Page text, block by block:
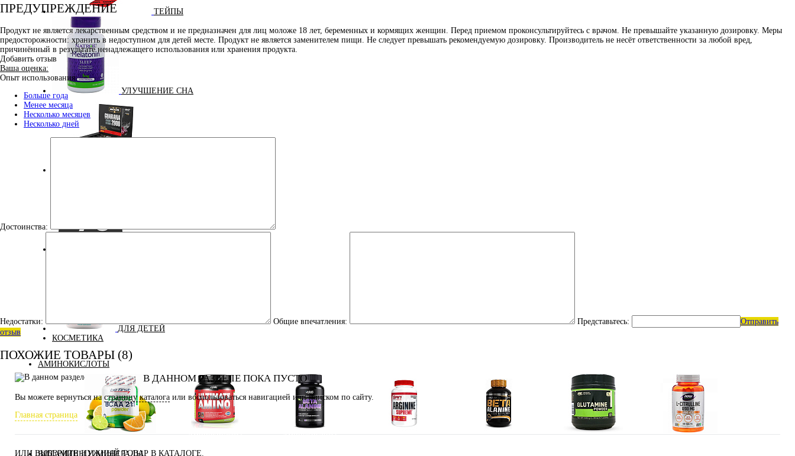
ТЕЙПЫ
УЛУЧШЕНИЕ СНА
ДЛЯ ДЕТЕЙ
КОСМЕТИКА
АМИНОКИСЛОТЫ
Аминокислоты
Аминокислоты
ВИТАМИНЫ И МИНЕРАЛЫ
ПРЕДУПРЕЖДЕНИЕ
Продукт не является лекарственным средством и не предназначен для лиц моложе 18 лет, беременных и кормящих женщин. Перед приемом проконсультируйтесь с врачом. Не превышайте указанную дозировку. Меры
предосторожности: хранить в недоступном для детей месте. Продукт не является заменителем пищи. Не следует превышать рекомендуемую дозировку. Производитель не несёт ответственности за любой вред,
причинённый в результате ненадлежащего использования или хранения продукта.
Добавить отзыв
Ваша оценка:
Опыт использования:
Больше года
Менее месяца
Несколько месяцев
Несколько дней
Достоинства:
Недостатки: Общие впечатления: Представьтесь:
Отправить
отзыв
ПОХОЖИЕ ТОВАРЫ (8)
В ДАННОМ РАЗДЕЛЕ ПОКА ПУСТО
Вы можете вернуться на страницу каталога или воспользоваться навигацией или поиском по сайту.
Главная страница
ИЛИ ВЫБЕРИТЕ НУЖНЫЙ ТОВАР В КАТАЛОГЕ.